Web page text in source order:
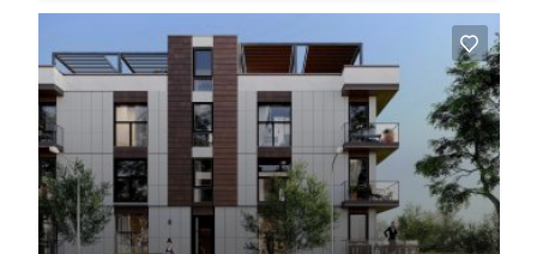
Да, удалить Отмена